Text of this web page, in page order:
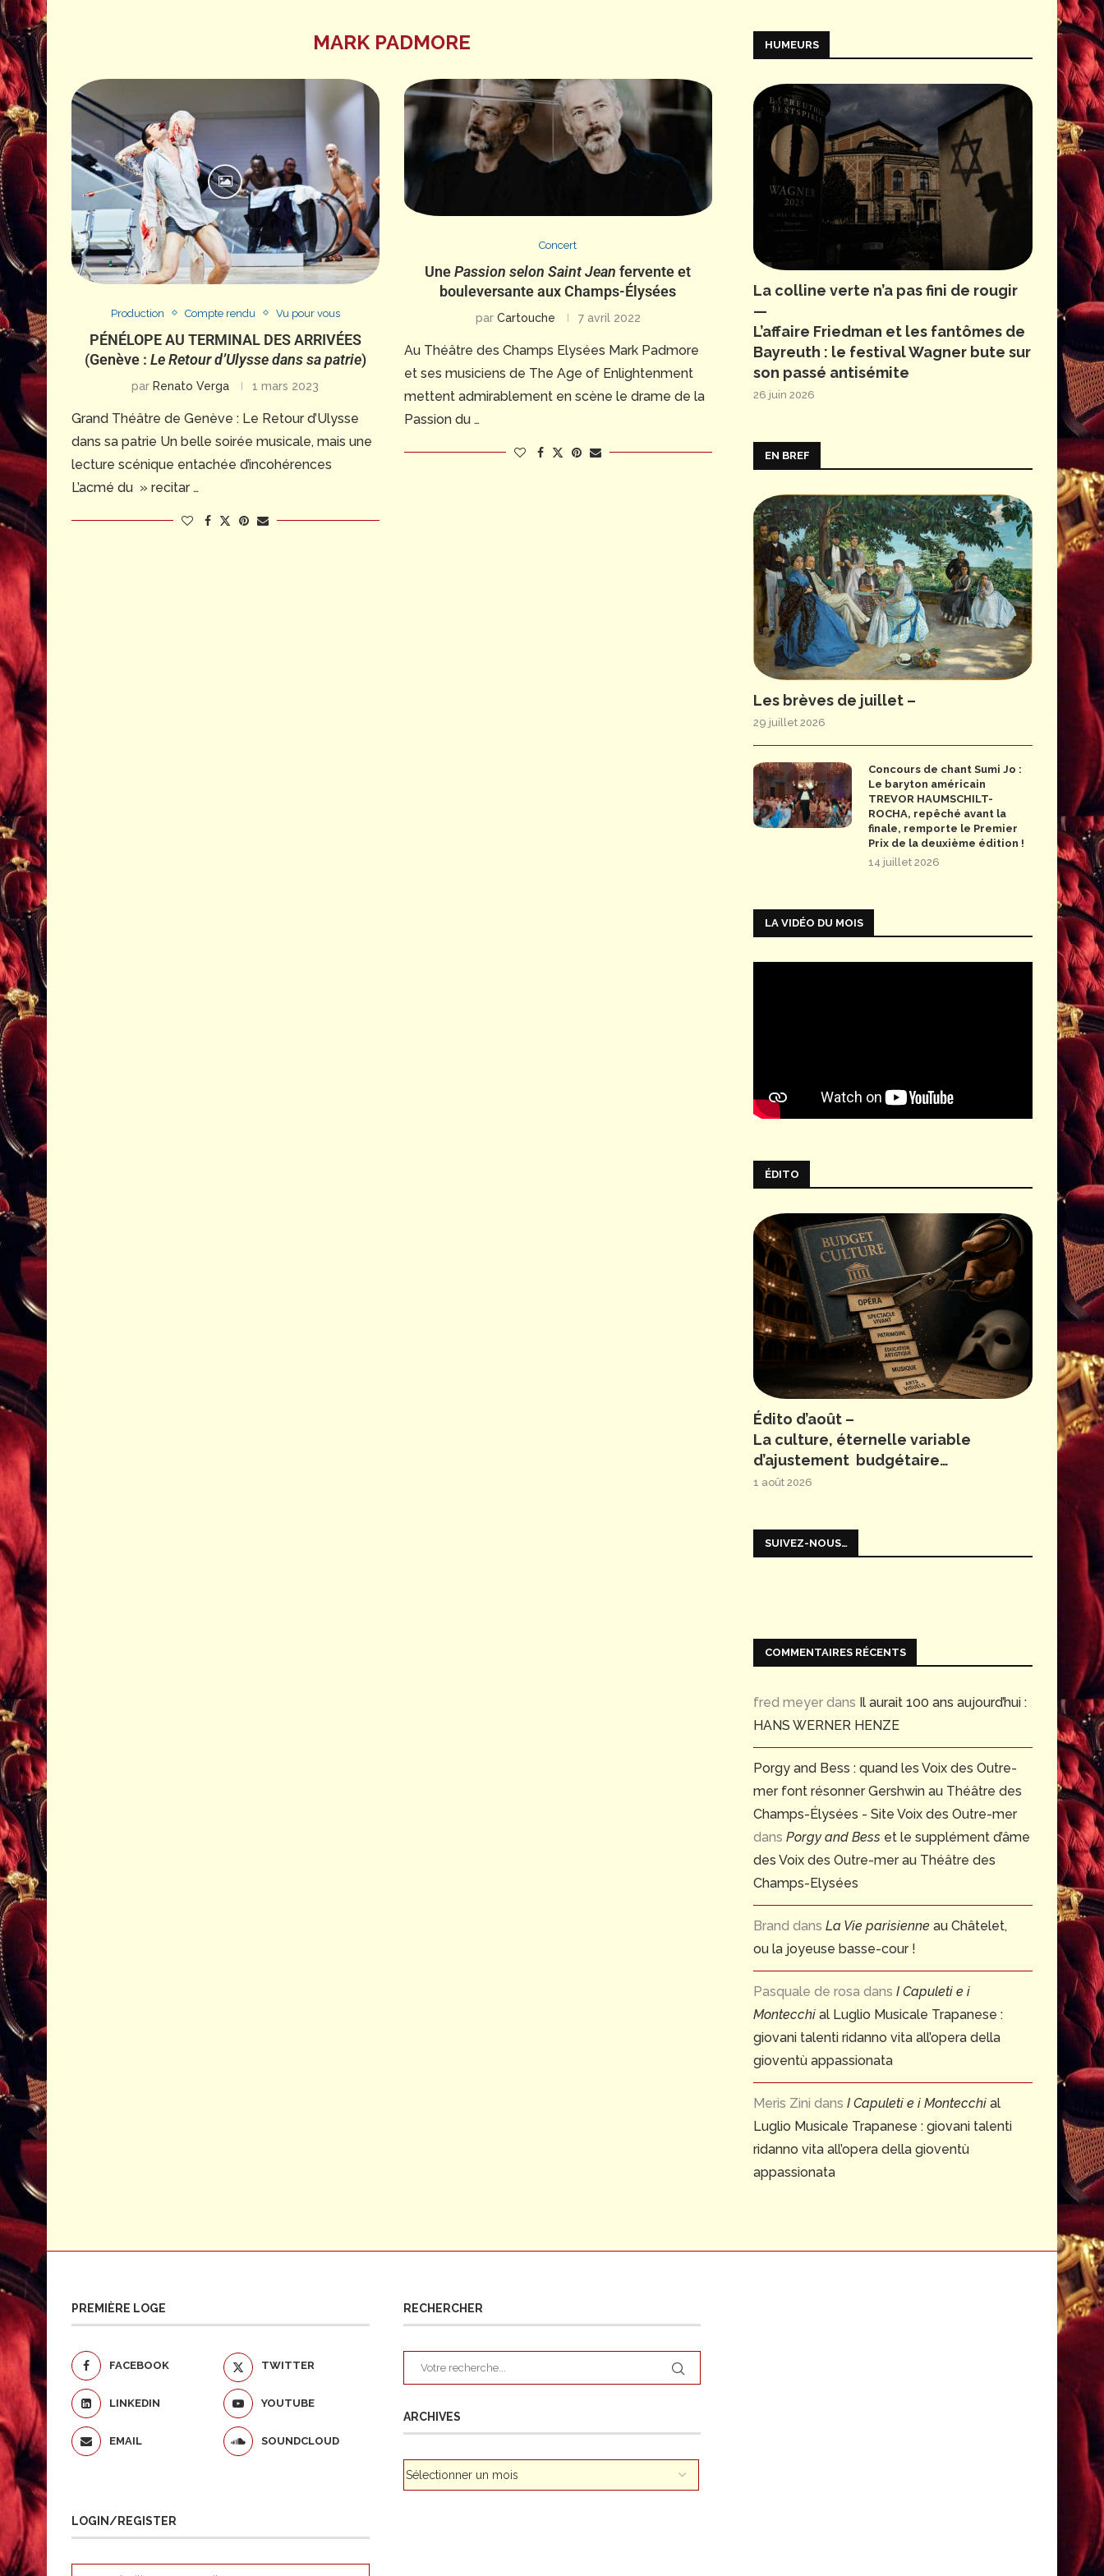
MARK PADMORE
Production Compte rendu Vu pour vous
PÉNÉLOPE AU TERMINAL DES ARRIVÉES
(Genève : Le Retour d’Ulysse dans sa patrie)
par Renato Verga 1 mars 2023
Grand Théâtre de Genève : Le Retour d’Ulysse
dans sa patrie Un belle soirée musicale, mais une
lecture scénique entachée d’incohérences
L’acmé du » recitar …
Concert
UnePassion selon Saint Jean fervente et
bouleversante aux Champs-Élysées
par Cartouche 7 avril 2022
Au Théâtre des Champs Elysées Mark Padmore
et ses musiciens de The Age of Enlightenment
mettent admirablement en scène le drame de la
Passion du …
HUMEURS
La colline verte n’a pas fini de rougir
—
L’affaire Friedman et les fantômes de
Bayreuth : le festival Wagner bute sur
son passé antisémite
26 juin 2026
EN BREF
Les brèves de juillet –
29 juillet 2026
Concours de chant Sumi Jo :
Le baryton américain
TREVOR HAUMSCHILT-
ROCHA, repêché avant la
finale, remporte le Premier
Prix de la deuxième édition !
14 juillet 2026
LA VIDÉO DU MOIS
ÉDITO
Édito d’août –
La culture, éternelle variable
d’ajustement budgétaire…
1 août 2026
SUIVEZ-NOUS…
COMMENTAIRES RÉCENTS
fred meyer dans Il aurait 100 ans aujourd’hui :
HANS WERNER HENZE
Porgy and Bess : quand les Voix des Outre-
mer font résonner Gershwin au Théâtre des
Champs-Élysées - Site Voix des Outre-mer
dans Porgy and Bess et le supplément d’âme
des Voix des Outre-mer au Théâtre des
Champs-Elysées
Brand dans La Vie parisienne au Châtelet,
ou la joyeuse basse-cour !
Pasquale de rosa dans I Capuleti e i
Montecchi al Luglio Musicale Trapanese :
giovani talenti ridanno vita all’opera della
gioventù appassionata
Meris Zini dans I Capuleti e i Montecchi al
Luglio Musicale Trapanese : giovani talenti
ridanno vita all’opera della gioventù
appassionata
PREMIÈRE LOGE
FACEBOOK TWITTER
LINKEDIN YOUTUBE
EMAIL SOUNDCLOUD
LOGIN/REGISTER
RECHERCHER
ARCHIVES